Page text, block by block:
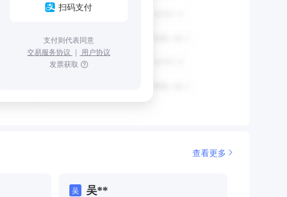
扫码支付
支付则代表同意
交易服务协议 ｜ 用户协议
发票获取
查看更多
吴 吴**